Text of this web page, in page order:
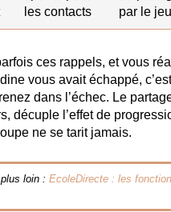
les contacts
par le jeu
ces rappels, et vous
vous avait échappé,
dans l’échec. Le
décuple l’effet de
ne se tarit jamais.
loin : EcoleDirecte : les